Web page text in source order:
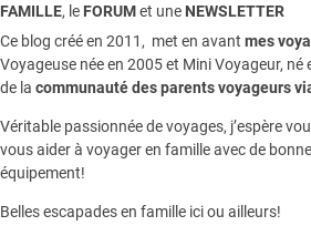
FAMILLE, le FORUMet une NEWSLETTER
Ce blog créé en 2011, met en avant mes
Voyageuse née en 2005 et Mini Voyageur, né
de la communauté des parents voyageurs
Véritable passionnée de voyages, j’espère
vous aider à voyager en famille avec de
équipement!
Belles escapades en famille ici ou ailleurs!